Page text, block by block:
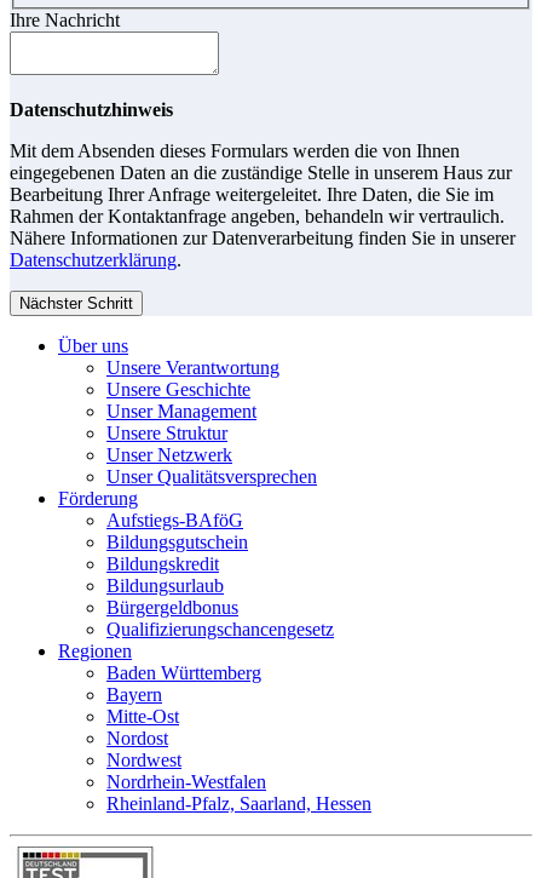
Ihre Nachricht
Datenschutzhinweis
Mit dem Absenden dieses Formulars werden die von Ihnen
eingegebenen Daten an die zuständige Stelle in unserem Haus zur
Bearbeitung Ihrer Anfrage weitergeleitet. Ihre Daten, die Sie im
Rahmen der Kontaktanfrage angeben, behandeln wir vertraulich.
Nähere Informationen zur Datenverarbeitung finden Sie in unserer
Datenschutzerklärung.
Nächster Schritt
Über uns
Unsere Verantwortung
Unsere Geschichte
Unser Management
Unsere Struktur
Unser Netzwerk
Unser Qualitätsversprechen
Förderung
Aufstiegs-BAföG
Bildungsgutschein
Bildungskredit
Bildungsurlaub
Bürgergeldbonus
Qualifizierungschancengesetz
Regionen
Baden Württemberg
Bayern
Mitte-Ost
Nordost
Nordwest
Nordrhein-Westfalen
Rheinland-Pfalz, Saarland, Hessen